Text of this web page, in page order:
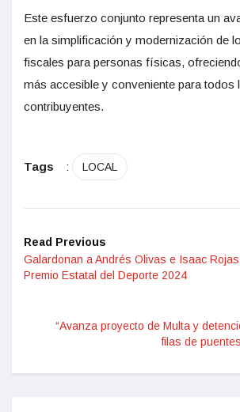
Este esfuerzo conjunto representa un
en la simplificación y modernización de
fiscales para personas físicas,
más accesible y conveniente para todos
contribuyentes.
Tags : LOCAL
Read Previous
Galardonan a Andrés Olivas e Isaac Rojas
Premio Estatal del Deporte 2024
“Avanza proyecto de Multa y
filas de